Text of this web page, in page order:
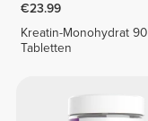
€23.99
Kreatin-Monohydrat 90
Tabletten